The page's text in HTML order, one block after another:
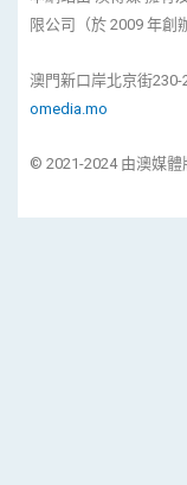
限公司（於 2009 年創
澳門新口岸北京街230-
omedia.mo
© 2021-2024 由澳媒體